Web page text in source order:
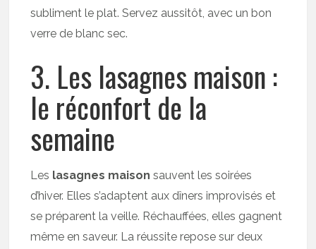
subliment le plat. Servez aussitôt, avec un bon
verre de blanc sec.
3. Les lasagnes maison :
le réconfort de la
semaine
Les lasagnes maison sauvent les soirées
d’hiver. Elles s’adaptent aux dîners improvisés et
se préparent la veille. Réchauffées, elles gagnent
même en saveur. La réussite repose sur deux